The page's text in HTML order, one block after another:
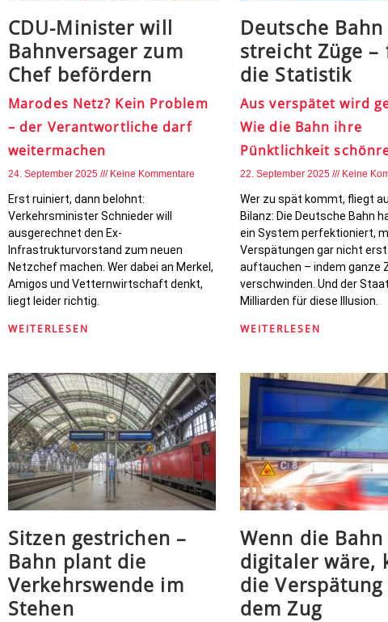
CDU-Minister will
Bahnversager zum
Chef befördern
Marodes Netz? Kein Problem
– der Verantwortliche darf
weitermachen
24. September 2025 Keine Kommentare
Erst ruiniert, dann belohnt:
Verkehrsminister Schnieder will
ausgerechnet den Ex-
Infrastrukturvorstand zum neuen
Netzchef machen. Wer dabei an Merkel,
Amigos und Vetternwirtschaft denkt,
liegt leider richtig.
WEITERLESEN
Deutsche Bahn
streicht Züge –
die Statistik
Aus verspätet wird
Wie die Bahn ihre
Pünktlichkeit
22. September 2025 Keine
Wer zu spät kommt, fliegt
Bilanz: Die Deutsche Bahn
ein System perfektioniert,
Verspätungen gar nicht erst
auftauchen – indem ganze
verschwinden. Und der
Milliarden für diese Illusion.
WEITERLESEN
Sitzen gestrichen –
Bahn plant die
Verkehrswende im
Stehen
Wenn die Bahn
digitaler wäre,
die
dem Zug